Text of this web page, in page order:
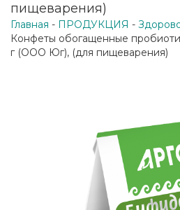
пищеварения)
Главная - ПРОДУКЦИЯ -
Конфеты обогащенные
г (ООО Юг), (для пищеварения)